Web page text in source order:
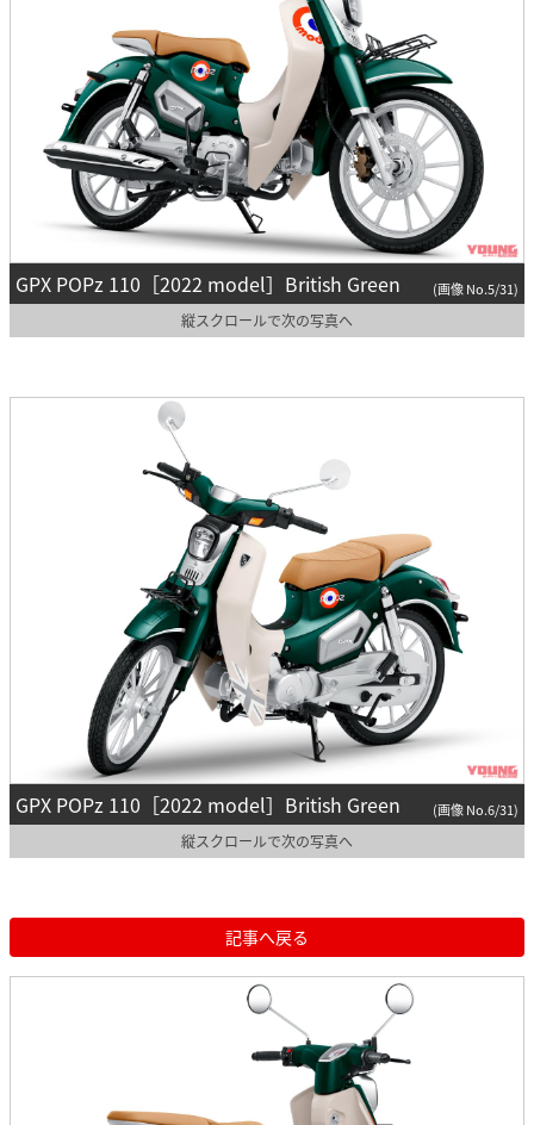
GPX POPz 110［2022 model］British Green (画像 No.5/31)
縦スクロールで次の写真へ
GPX POPz 110［2022 model］British Green (画像 No.6/31)
縦スクロールで次の写真へ
記事へ戻る